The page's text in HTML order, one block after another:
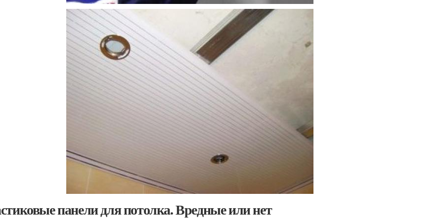
панели для потолка. Вредные или нет